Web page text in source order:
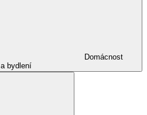
Domácnost
a bydlení